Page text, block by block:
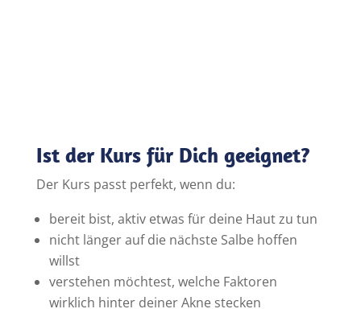
Ist der Kurs für Dich geeignet?
Der Kurs passt perfekt, wenn du:
bereit bist, aktiv etwas für deine Haut zu tun
nicht länger auf die nächste Salbe hoffen
willst
verstehen möchtest, welche Faktoren
wirklich hinter deiner Akne stecken